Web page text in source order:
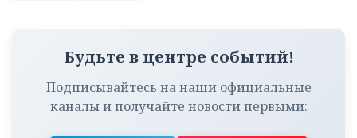
Будьте в центре событий!
Подписывайтесь на наши официальные
каналы и получайте новости первыми: